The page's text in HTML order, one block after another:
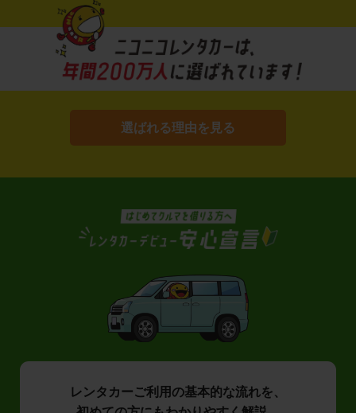
選ばれる理由を見る
レンタカーご利用の基本的な流れを、